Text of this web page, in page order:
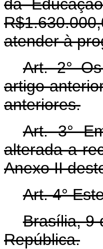
da
atender à
Art. 2°
artigo
anteriores.
Art. 3°
alterada a
Anexo II
Art. 4°
Brasília, 9
República.